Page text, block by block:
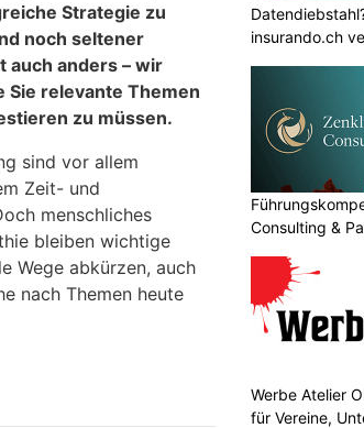
Strategie zu
noch seltener
auch anders – wir
Sie relevante Themen
zu müssen.
sind vor allem
Zeit- und
menschliches
bleiben wichtige
Wege abkürzen, auch
nach Themen heute
insurando.ch
Consulting &
Werbe Atelier
für Vereine,